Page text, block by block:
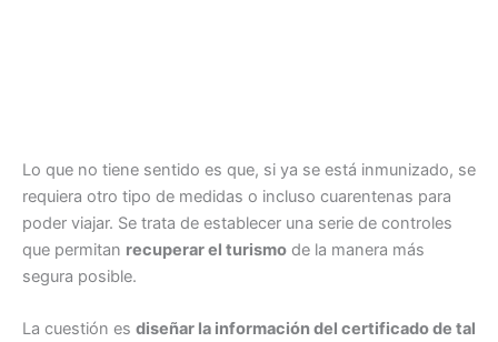
Lo que no tiene sentido es que, si ya se está inmunizado, se
requiera otro tipo de medidas o incluso cuarentenas para
poder viajar. Se trata de establecer una serie de controles
que permitan recuperar el turismo de la manera más
segura posible.
La cuestión es diseñar la información del certificado de tal